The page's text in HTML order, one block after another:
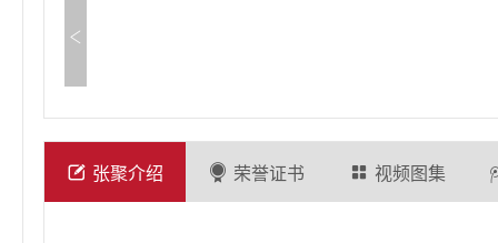
张聚介绍 荣誉证书 视频图集